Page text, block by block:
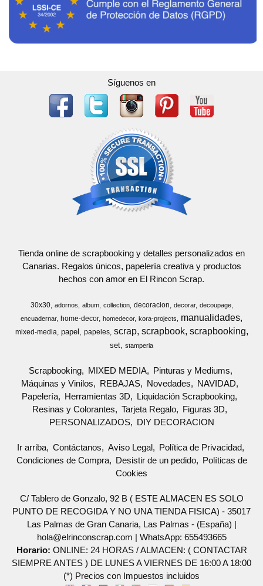
Síguenos en
Tienda online de scrapbooking y detalles personalizados en
Canarias. Regalos únicos, papelería creativa y productos
hechos con amor en El Rincon Scrap.
30x30 adornos album collection decoracion decorar
decoupage
encuadernar home-decor homedecor kora-projects manualidades
mixed-media papel papeles scrap scrapbook scrapbooking
set stamperia
Scrapbooking MIXED MEDIA
Pinturas y Mediums
Máquinas y Vinilos
REBAJAS Novedades
NAVIDAD
Papelería
Herramientas 3D
Liquidación Scrapbooking
Resinas y Colorantes
Tarjeta Regalo
Figuras 3D
PERSONALIZADOS
DIY DECORACION
Ir arriba Contáctanos Aviso Legal
Política de Privacidad
Condiciones de Compra
Desistir de un pedido
Políticas de
Cookies
C/ Tablero de Gonzalo, 92 B ( ESTE ALMACEN ES SOLO
PUNTO DE RECOGIDA Y NO UNA TIENDA FISICA) - 35017
Las Palmas de Gran Canaria, Las Palmas - (España) |
hola@elrinconscrap.com | WhatsApp: 655493665
Horario: ONLINE: 24 HORAS / ALMACEN: ( CONTACTAR
SIEMPRE ANTES ) DE LUNES A VIERNES DE 16:00 A 18:00
(*) Precios con Impuestos incluidos